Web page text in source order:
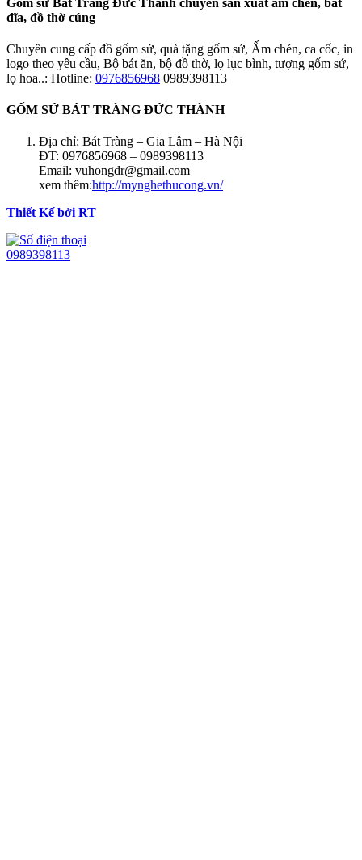
đĩa, đồ thờ cúng
Chuyên cung cấp đồ gốm sứ, quà tặng gốm sứ, Ấm chén, ca cốc, in
logo theo yêu cầu, Bộ bát ăn, bộ đồ thờ, lọ lục bình, tượng gốm sứ,
lọ hoa..: Hotline: 0976856968 0989398113
GỐM SỨ BÁT TRÀNG ĐỨC THÀNH
Địa chỉ: Bát Tràng – Gia Lâm – Hà Nội
ĐT: 0976856968 – 0989398113
Email: vuhongdr@gmail.com
xem thêm:http://mynghethucong.vn/
Thiết Kế bởi RT
0989398113